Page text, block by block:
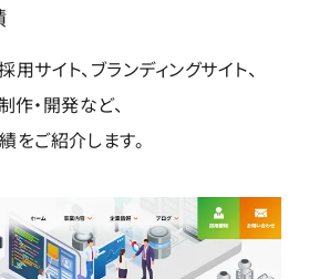
用サイト、ブランディングサイト、
・開発など、
をご紹介します。